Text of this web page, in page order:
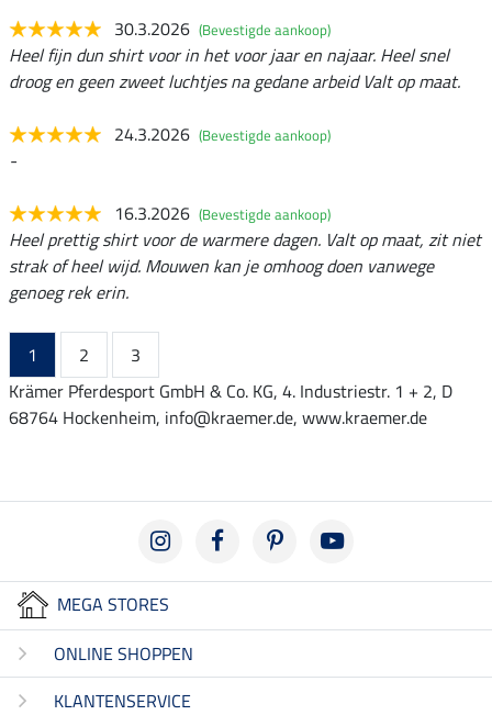
30.3.2026 (Bevestigde aankoop)
Heel fijn dun shirt voor in het voor jaar en najaar. Heel snel
droog en geen zweet luchtjes na gedane arbeid Valt op maat.
24.3.2026 (Bevestigde aankoop)
-
16.3.2026 (Bevestigde aankoop)
Heel prettig shirt voor de warmere dagen. Valt op maat, zit niet
strak of heel wijd. Mouwen kan je omhoog doen vanwege
genoeg rek erin.
1 2
3
Krämer Pferdesport GmbH & Co. KG, 4. Industriestr. 1 + 2, D
68764 Hockenheim, info@kraemer.de, www.kraemer.de
MEGA STORES
ONLINE SHOPPEN
KLANTENSERVICE